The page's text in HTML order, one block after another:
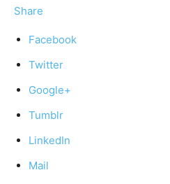
Share
Facebook
Twitter
Google+
Tumblr
LinkedIn
Mail